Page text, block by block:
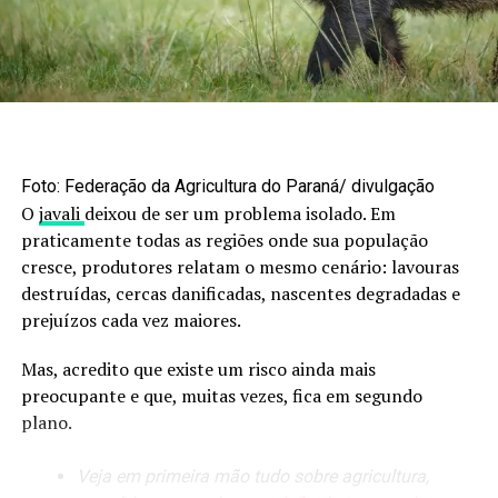
será ainda mais favorecido pela estratégia das
autoridades brasileiras em tentar manter mercados
mercados ao mesmo tempo em que busca “outras
possibilidades internacionais” para escoar uma
RELATED TOPICS:
“Enquanto o mundo avança em ferrovias, Brasil segue
amarrado”, diz Zequinha Marinho
Desafios, manejo e fé: a jornada até 160 sc/ha de milho
em MT
o quarto traseiro mantém preço de R$ 26,50 por quilo.
O postBoi gordo: oferta curta sustenta alta nos preços;
confira os númerosapareceu primeiro emCanal Rural.
Foto: Federação da Agricultura do Paraná/ divulgação
O javali deixou de ser um problema isolado. Em
praticamente todas as regiões onde sua população
cresce, produtores relatam o mesmo cenário: lavouras
destruídas, cercas danificadas, nascentes degradadas e
prejuízos cada vez maiores.
Mas, acredito que existe um risco ainda mais
preocupante e que, muitas vezes, fica em segundo
plano.
Veja em primeira mão tudo sobre agricultura,